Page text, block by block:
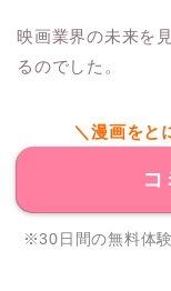
映画業界の未来を
るのでした。
＼漫画をと
コ
※30日間の無料体